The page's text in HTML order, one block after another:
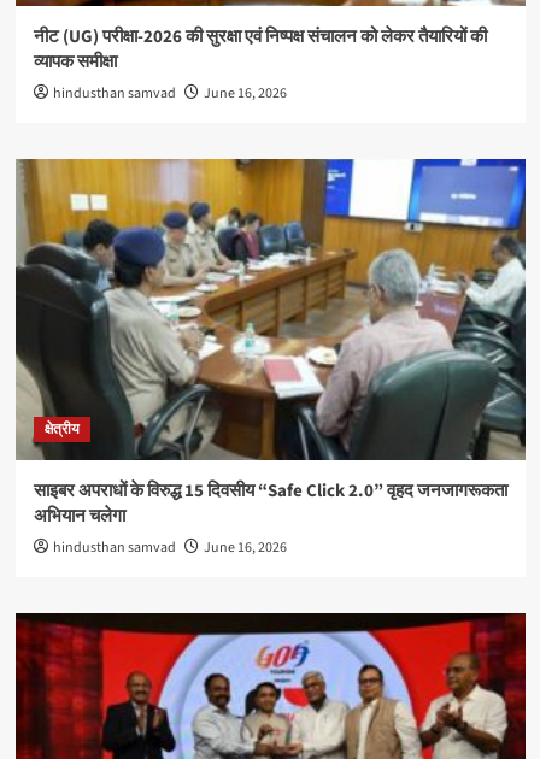
नीट (UG) परीक्षा-2026 की सुरक्षा एवं निष्पक्ष संचालन को लेकर तैयारियों की
व्यापक समीक्षा
hindusthan samvad June 16, 2026
क्षेत्रीय
साइबर अपराधों के विरुद्ध 15 दिवसीय “Safe Click 2.0” वृहद जनजागरूकता
अभियान चलेगा
hindusthan samvad June 16, 2026